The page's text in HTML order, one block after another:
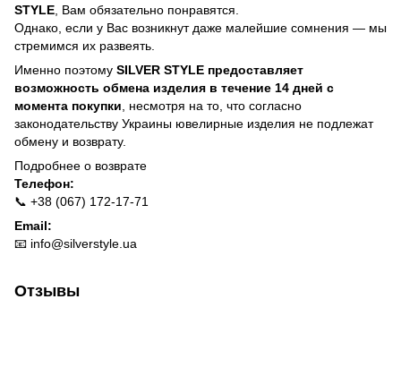
STYLE , Вам обязательно понравятся.
Однако, если у Вас возникнут даже малейшие сомнения — мы
стремимся их развеять.
Именно поэтому SILVER STYLE предоставляет
возможность обмена изделия в течение 14 дней с
момента покупки , несмотря на то, что согласно
законодательству Украины ювелирные изделия не подлежат
обмену и возврату.
Подробнее о возврате
Телефон:
📞 +38 (067) 172-17-71
Email:
📧 info@silverstyle.ua
Отзывы